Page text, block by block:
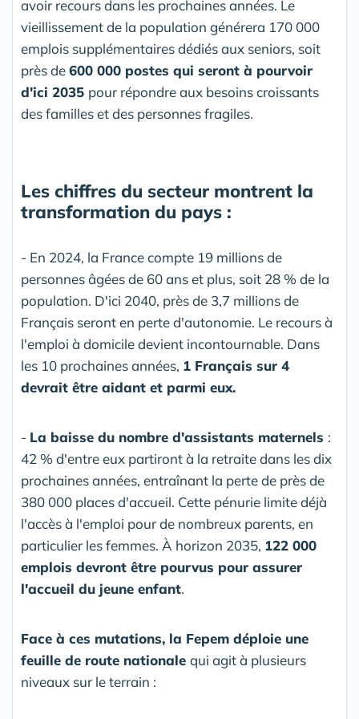
avoir recours dans les prochaines années. Le
vieillissement de la population générera 170 000
emplois supplémentaires dédiés aux seniors, soit
près de600 000 postes qui seront à pourvoir
d'ici 2035 pour répondre aux besoins croissants
des familles et des personnes fragiles.
Les chiffres du secteur montrent la
transformation du pays :
- En 2024, la France compte 19 millions de
personnes âgées de 60 ans et plus, soit 28 % de la
population. D'ici 2040, près de 3,7 millions de
Français seront en perte d'autonomie. Le recours à
l'emploi à domicile devient incontournable. Dans
les 10 prochaines années, 1 Français sur 4
devrait être aidant et parmi eux.
- La baisse du nombre d'assistants maternels :
42 % d'entre eux partiront à la retraite dans les dix
prochaines années, entraînant la perte de près de
380 000 places d'accueil. Cette pénurie limite déjà
l'accès à l'emploi pour de nombreux parents, en
particulier les femmes. À horizon 2035, 122 000
emplois devront être pourvus pour assurer
l'accueil du jeune enfant.
Face à ces mutations, la Fepem déploie une
feuille de route nationale qui agit à plusieurs
niveaux sur le terrain :